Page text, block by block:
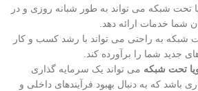
تحت شبکه می تواند به طور شبانه روزی و در
شما خدمات ارائه دهد.
شبکه به راحتی می تواند با رشد کسب و کار
جدید شما را برآورده کند.
تحت شبکه می تواند یک سرمایه گذاری
که به دنبال بهبود فرآیندهای داخلی و